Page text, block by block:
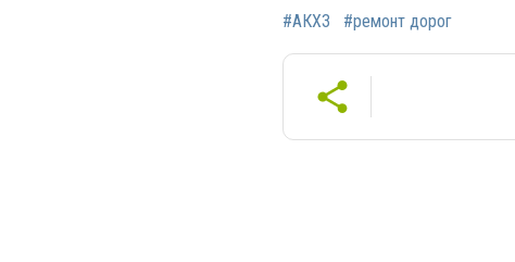
#АКХЗ #ремонт дорог